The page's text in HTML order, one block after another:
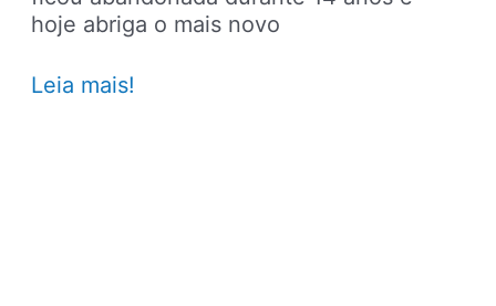
hoje abriga o mais novo
Mansão
Leia mais!